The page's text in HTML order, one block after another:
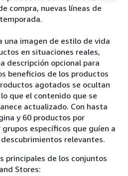
compra, nuevas líneas de
una imagen de estilo de vida
en situaciones reales,
descripción opcional para
beneficios de los productos
agotados se ocultan
que el contenido que se
actualizado. Con hasta
y 60 productos por
específicos que guíen a
relevantes.
principales de los conjuntos
Stores: